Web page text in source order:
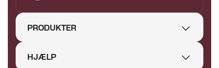
PRODUKTER
HJÆLP